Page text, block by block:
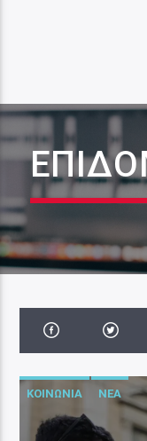
ΚΟΙΝΩΝΙΑ ΝΕΑ